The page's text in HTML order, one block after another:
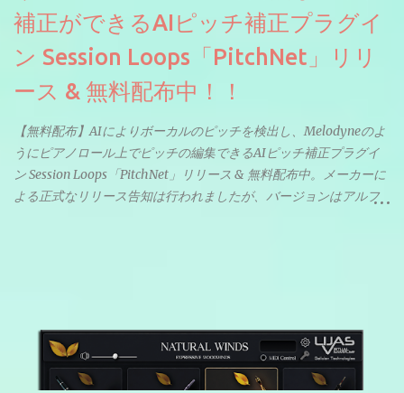
補正ができるAIピッチ補正プラグイ
ン Session Loops「PitchNet」リリ
ース & 無料配布中！！
【無料配布】AIによりボーカルのピッチを検出し、Melodyneのよ
うにピアノロール上でピッチの編集できるAIピッチ補正プラグイ
ン Session Loops「PitchNet」リリース & 無料配布中。メーカーに
よる正式なリリース告知は行われましたが、バージョンはアルフ
ソースを元に設計・改良した製品のようです。